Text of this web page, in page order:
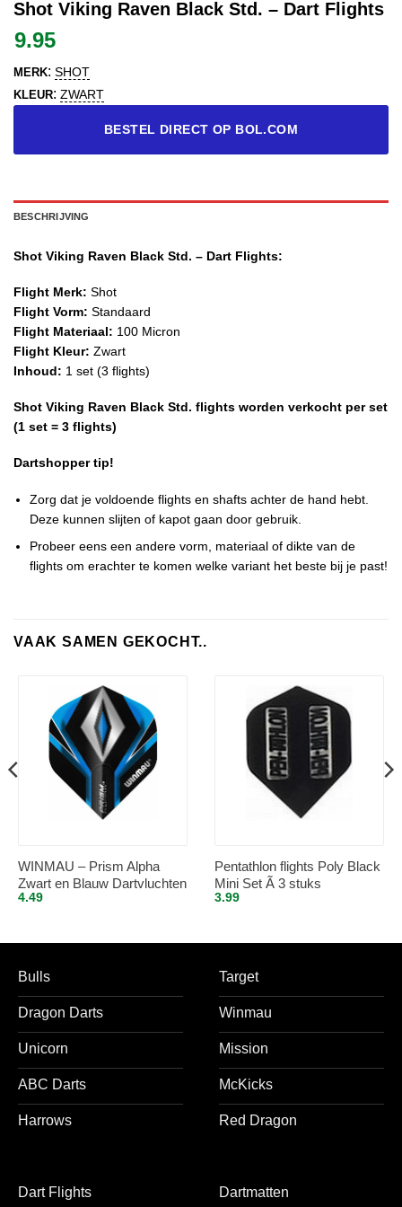
Shot Viking Raven Black Std. – Dart Flights
9.95
MERK: SHOT
KLEUR: ZWART
BESTEL DIRECT OP BOL.COM
BESCHRIJVING
Shot Viking Raven Black Std. – Dart Flights:
Flight Merk: Shot
Flight Vorm: Standaard
Flight Materiaal: 100 Micron
Flight Kleur: Zwart
Inhoud: 1 set (3 flights)
Shot Viking Raven Black Std. flights worden verkocht per set
(1 set = 3 flights)
Dartshopper tip!
Zorg dat je voldoende flights en shafts achter de hand hebt.
Deze kunnen slijten of kapot gaan door gebruik.
Probeer eens een andere vorm, materiaal of dikte van de
flights om erachter te komen welke variant het beste bij je past!
VAAK SAMEN GEKOCHT..
WINMAU – Prism Alpha
Zwart en Blauw Dartvluchten
– 1 set per pakket (3
4.49
Pentathlon flights Poly Black
Mini Set Ã 3 stuks
3.99
Bulls
Dragon Darts
Unicorn
ABC Darts
Harrows
Target
Winmau
Mission
McKicks
Red Dragon
Dart Flights Dartmatten